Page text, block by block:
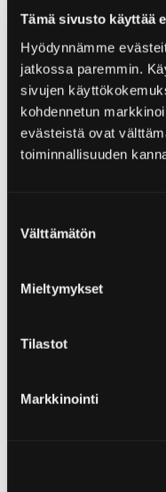
Tämä sivusto käyttää
Hyödynnämme
jatkossa paremmin.
sivujen
kohdennetun
evästeistä ovat
toiminnallisuuden
valinta
Välttämätön
Mieltymykset
Tilastot
Markkinointi
Home Sich
Sich
Die Region Pori
Außerdem bietet
jedem Geschmack.